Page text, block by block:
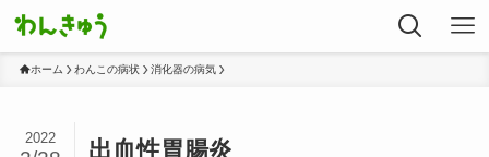
ホーム わんこの病状 消化器の病気
出血性胃腸炎
2022